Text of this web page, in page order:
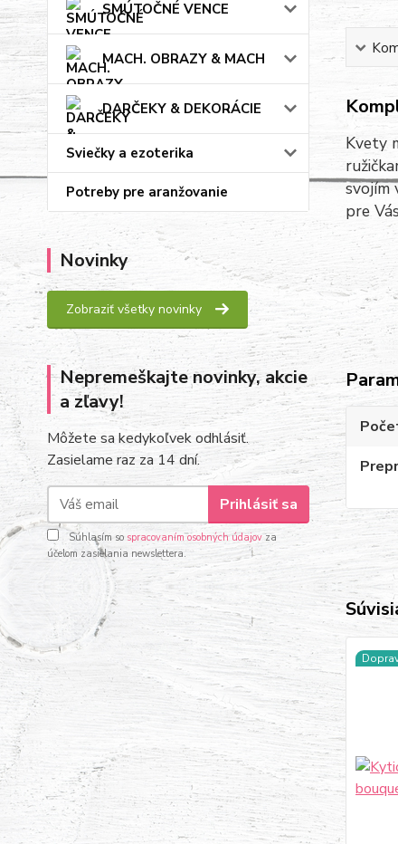
SMÚTOČNÉ VENCE
MACH. OBRAZY & MACH
DARČEKY & DEKORÁCIE
Sviečky a ezoterika
Potreby pre aranžovanie
Novinky
Zobraziť všetky novinky
Nepremeškajte novinky, akcie
a zľavy!
Môžete sa kedykoľvek odhlásiť.
Zasielame raz za 14 dní.
Prihlásiť sa
Súhlasím so spracovaním osobných údajovza
účelom zasielania newslettera.
Kvety
svojím
pre